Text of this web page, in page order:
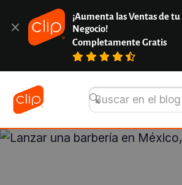
¡Aumenta las Ventas de tu
Negocio!
Completamente Gratis